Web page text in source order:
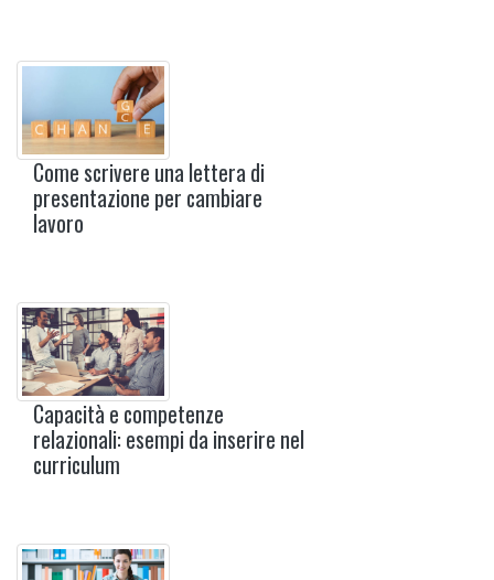
Come scrivere una lettera di
presentazione per cambiare
lavoro
Capacità e competenze
relazionali: esempi da inserire nel
curriculum